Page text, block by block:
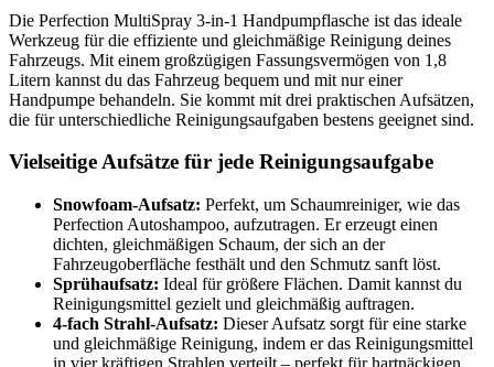
Die Perfection MultiSpray 3-in-1 Handpumpflasche ist das ideale
Werkzeug für die effiziente und gleichmäßige Reinigung deines
Fahrzeugs. Mit einem großzügigen Fassungsvermögen von 1,8
Litern kannst du das Fahrzeug bequem und mit nur einer
Handpumpe behandeln. Sie kommt mit drei praktischen Aufsätzen,
die für unterschiedliche Reinigungsaufgaben bestens geeignet sind.
Vielseitige Aufsätze für jede Reinigungsaufgabe
Snowfoam-Aufsatz: Perfekt, um Schaumreiniger, wie das
Perfection Autoshampoo, aufzutragen. Er erzeugt einen
dichten, gleichmäßigen Schaum, der sich an der
Fahrzeugoberfläche festhält und den Schmutz sanft löst.
Sprühaufsatz: Ideal für größere Flächen. Damit kannst du
Reinigungsmittel gezielt und gleichmäßig auftragen.
4-fach Strahl-Aufsatz: Dieser Aufsatz sorgt für eine starke
und gleichmäßige Reinigung, indem er das Reinigungsmittel